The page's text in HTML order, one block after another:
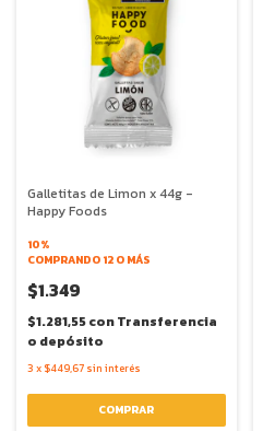
Galletitas de Limon x 44g -
Happy Foods
10%
COMPRANDO 12 O MÁS
$1.349
$1.281,55conTransferencia
o depósito
3 x $449,67 sin interés